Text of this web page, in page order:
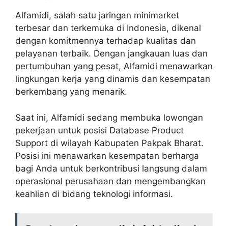
Alfamidi, salah satu jaringan minimarket
terbesar dan terkemuka di Indonesia, dikenal
dengan komitmennya terhadap kualitas dan
pelayanan terbaik. Dengan jangkauan luas dan
pertumbuhan yang pesat, Alfamidi menawarkan
lingkungan kerja yang dinamis dan kesempatan
berkembang yang menarik.
Saat ini, Alfamidi sedang membuka lowongan
pekerjaan untuk posisi Database Product
Support di wilayah Kabupaten Pakpak Bharat.
Posisi ini menawarkan kesempatan berharga
bagi Anda untuk berkontribusi langsung dalam
operasional perusahaan dan mengembangkan
keahlian di bidang teknologi informasi.